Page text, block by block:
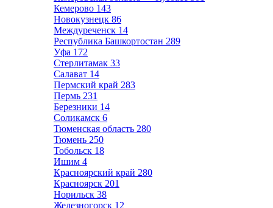
Кемерово 143
Новокузнецк 86
Междуреченск 14
Республика Башкортостан 289
Уфа 172
Стерлитамак 33
Салават 14
Пермский край 283
Пермь 231
Березники 14
Соликамск 6
Тюменская область 280
Тюмень 250
Тобольск 18
Ишим 4
Красноярский край 280
Красноярск 201
Норильск 38
Железногорск 12